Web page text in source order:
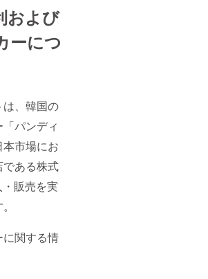
および
ーにつ
、韓国の
パンディ
市場にお
ある株式
販売を実
に関する情